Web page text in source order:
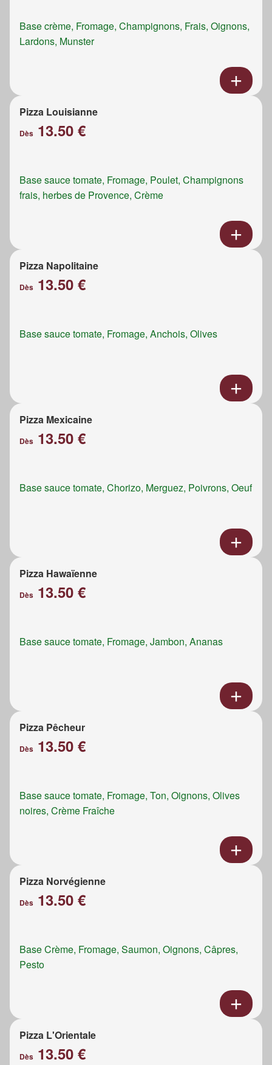
Base crème, Fromage, Champignons, Frais, Oignons,
Lardons, Munster
Pizza Louisianne
Dès 13.50 €
Base sauce tomate, Fromage, Poulet, Champignons
frais, herbes de Provence, Crème
Pizza Napolitaine
Dès 13.50 €
Base sauce tomate, Fromage, Anchois, Olives
Pizza Mexicaine
Dès 13.50 €
Base sauce tomate, Chorizo, Merguez, Poivrons, Oeuf
Pizza Hawaïenne
Dès 13.50 €
Base sauce tomate, Fromage, Jambon, Ananas
Pizza Pêcheur
Dès 13.50 €
Base sauce tomate, Fromage, Ton, Oignons, Olives
noires, Crème Fraîche
Pizza Norvégienne
Dès 13.50 €
Base Crème, Fromage, Saumon, Oignons, Câpres,
Pesto
Pizza L'Orientale
Dès 13.50 €